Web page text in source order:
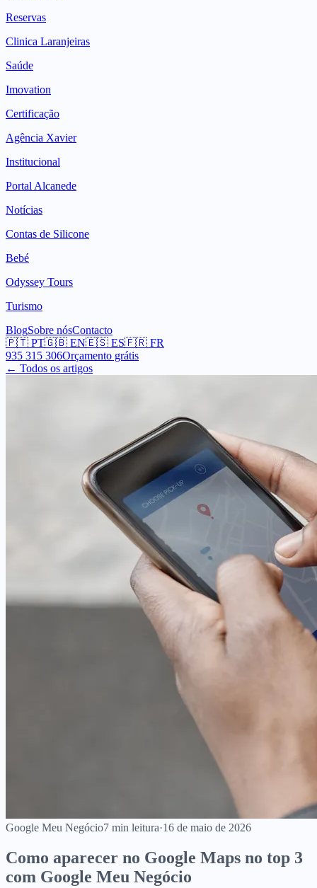
Reservas
Clinica Laranjeiras
Saúde
Imovation
Certificação
Agência Xavier
Institucional
Portal Alcanede
Notícias
Contas de Silicone
Bebé
Odyssey Tours
Turismo
BlogSobre nósContacto
🇵🇹 PT🇬🇧 EN🇪🇸 ES🇫🇷 FR
935 315 306Orçamento grátis
← Todos os artigos
Google Meu Negócio7 min leitura·16 de maio de 2026
Como aparecer no Google Maps no top 3
com Google Meu Negócio